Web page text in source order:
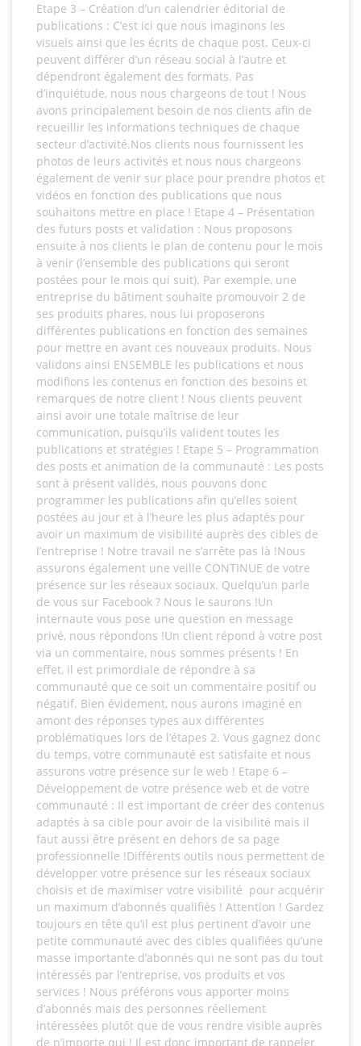
Etape 3 – Création d’un calendrier éditorial de
publications : C’est ici que nous imaginons les
visuels ainsi que les écrits de chaque post. Ceux-ci
peuvent différer d’un réseau social à l’autre et
dépendront également des formats. Pas
d’inquiétude, nous nous chargeons de tout ! Nous
avons principalement besoin de nos clients afin de
recueillir les informations techniques de chaque
secteur d’activité.Nos clients nous fournissent les
photos de leurs activités et nous nous chargeons
également de venir sur place pour prendre photos et
vidéos en fonction des publications que nous
souhaitons mettre en place ! Etape 4 – Présentation
des futurs posts et validation : Nous proposons
ensuite à nos clients le plan de contenu pour le mois
à venir (l’ensemble des publications qui seront
postées pour le mois qui suit). Par exemple, une
entreprise du bâtiment souhaite promouvoir 2 de
ses produits phares, nous lui proposerons
différentes publications en fonction des semaines
pour mettre en avant ces nouveaux produits. Nous
validons ainsi ENSEMBLE les publications et nous
modifions les contenus en fonction des besoins et
remarques de notre client ! Nous clients peuvent
ainsi avoir une totale maîtrise de leur
communication, puisqu’ils valident toutes les
publications et stratégies ! Etape 5 – Programmation
des posts et animation de la communauté : Les posts
sont à présent validés, nous pouvons donc
programmer les publications afin qu’elles soient
postées au jour et à l’heure les plus adaptés pour
avoir un maximum de visibilité auprès des cibles de
l’entreprise ! Notre travail ne s’arrête pas là !Nous
assurons également une veille CONTINUE de votre
présence sur les réseaux sociaux. Quelqu’un parle
de vous sur Facebook ? Nous le saurons !Un
internaute vous pose une question en message
privé, nous répondons !Un client répond à votre post
via un commentaire, nous sommes présents ! En
effet, il est primordiale de répondre à sa
communauté que ce soit un commentaire positif ou
négatif. Bien évidement, nous aurons imaginé en
amont des réponses types aux différentes
problématiques lors de l’étapes 2. Vous gagnez donc
du temps, votre communauté est satisfaite et nous
assurons votre présence sur le web ! Etape 6 –
Développement de votre présence web et de votre
communauté : Il est important de créer des contenus
adaptés à sa cible pour avoir de la visibilité mais il
faut aussi être présent en dehors de sa page
professionnelle !Différents outils nous permettent de
développer votre présence sur les réseaux sociaux
choisis et de maximiser votre visibilité pour acquérir
un maximum d’abonnés qualifiés ! Attention ! Gardez
toujours en tête qu’il est plus pertinent d’avoir une
petite communauté avec des cibles qualifiées qu’une
masse importante d’abonnés qui ne sont pas du tout
intéressés par l’entreprise, vos produits et vos
services ! Nous préférons vous apporter moins
d’abonnés mais des personnes réellement
intéressées plutôt que de vous rendre visible auprès
de n’importe qui ! Il est donc important de rappeler